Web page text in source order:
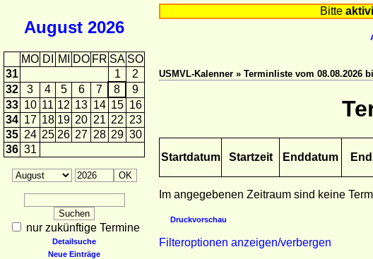
August 2026
MO DI MI DO FR SA SO
31
1
2
32
3 4 5 6 7 8
9
33 10 11 12 13 14 15 16
34 17 18 19 20 21 22 23
35 24 25 26 27 28 29 30
36 31
nur zukünftige Termine
Detailsuche
Neue Einträge
Bitte
USMVL-Kalenner » Terminliste vom 08.08.2026
Startdatum Startzeit Enddatum
Im angegebenen Zeitraum sind keine
Druckvorschau
Filteroptionen anzeigen/verbergen